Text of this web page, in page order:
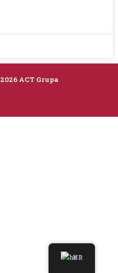
ACT Grupa
HR